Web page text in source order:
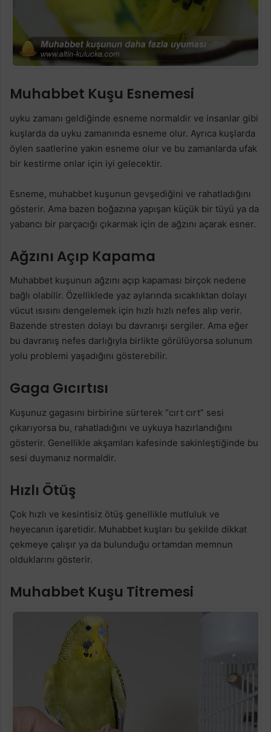
Muhabbet Kuşu Esnemesi
uyku zamanı geldiğinde esneme normaldir ve insanlar gibi
kuşlarda da uyku zamanında esneme olur. Ayrıca kuşlarda
öylen saatlerine yakın esneme olur ve bu zamanlarda ufak
bir kestirme onlar için iyi gelecektir.
Esneme, muhabbet kuşunun gevşediğini ve rahatladığını
gösterir. Ama bazen boğazına yapışan küçük bir tüyü ya da
yabancı bir parçacığı çıkarmak için de ağzını açarak esner.
Ağzını Açıp Kapama
Muhabbet kuşunun ağzını açıp kapaması birçok nedene
bağlı olabilir. Özelliklede yaz aylarında sıcaklıktan dolayı
vücut ısısını dengelemek için hızlı hızlı nefes alıp verir.
Bazende stresten dolayı bu davranışı sergiler. Ama eğer
bu davranış nefes darlığıyla birlikte görülüyorsa solunum
yolu problemi yaşadığını gösterebilir.
Gaga Gıcırtısı
Kuşunuz gagasını birbirine sürterek “cırt cırt” sesi
çıkarıyorsa bu, rahatladığını ve uykuya hazırlandığını
gösterir. Genellikle akşamları kafesinde sakinleştiğinde bu
sesi duymanız normaldir.
Hızlı Ötüş
Çok hızlı ve kesintisiz ötüş genellikle mutluluk ve
heyecanın işaretidir. Muhabbet kuşları bu şekilde dikkat
çekmeye çalışır ya da bulunduğu ortamdan memnun
olduklarını gösterir.
Muhabbet Kuşu Titremesi